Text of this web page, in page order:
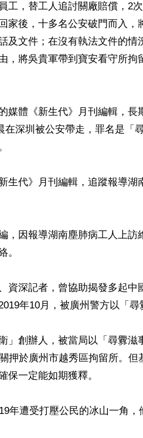
工，替工人追討關廠賠償，2
家後，十多名公安破門而入
及文件；在沒有執法文件的情
，將吳貴軍帶到寶安看守所拘
媒體《新生代》月刊編輯，長
在深圳被公安帶走，罪名是「
生代》月刊編輯，追蹤報導湖
，因報導湖南塵肺病工人上訪
。
資深記者，曾協助揭發多起中
年10月，被廣州警方以「尋
」創辦人，被當局以「尋釁滋
押於廣州市越秀區拘留所。
保一定能如期獲釋。
年遭受打壓公民的冰山一角